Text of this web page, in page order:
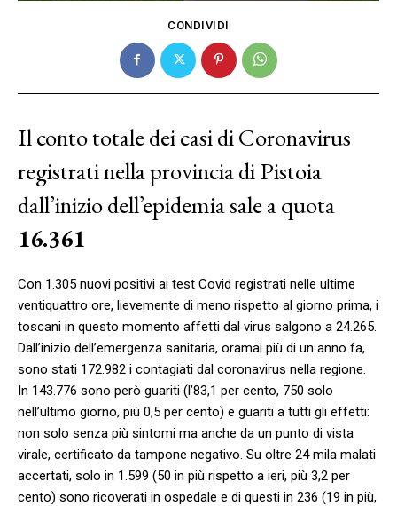
CONDIVIDI
Il conto totale dei casi di Coronavirus
registrati nella provincia di Pistoia
dall’inizio dell’epidemia sale a quota
16.361
Con 1.305 nuovi positivi ai test Covid registrati nelle ultime
ventiquattro ore, lievemente di meno rispetto al giorno prima, i
toscani in questo momento affetti dal virus salgono a 24.265.
Dall’inizio dell’emergenza sanitaria, oramai più di un anno fa,
sono stati 172.982 i contagiati dal coronavirus nella regione.
In 143.776 sono però guariti (l’83,1 per cento, 750 solo
nell’ultimo giorno, più 0,5 per cento) e guariti a tutti gli effetti:
non solo senza più sintomi ma anche da un punto di vista
virale, certificato da tampone negativo. Su oltre 24 mila malati
accertati, solo in 1.599 (50 in più rispetto a ieri, più 3,2 per
cento) sono ricoverati in ospedale e di questi in 236 (19 in più,